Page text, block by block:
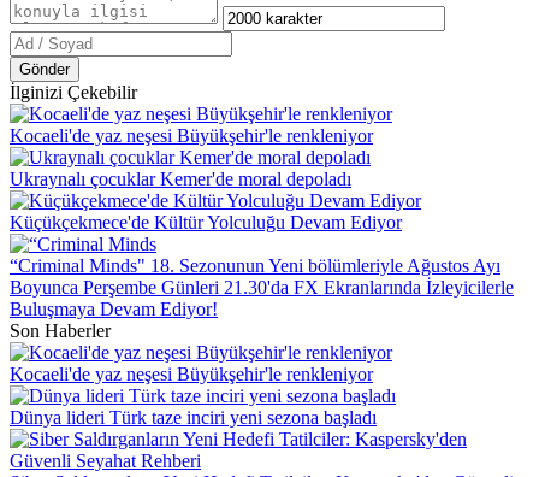
Gönder
İlginizi Çekebilir
Kocaeli'de yaz neşesi Büyükşehir'le renkleniyor
Ukraynalı çocuklar Kemer'de moral depoladı
Küçükçekmece'de Kültür Yolculuğu Devam Ediyor
“Criminal Minds" 18. Sezonunun Yeni bölümleriyle Ağustos Ayı
Boyunca Perşembe Günleri 21.30'da FX Ekranlarında İzleyicilerle
Buluşmaya Devam Ediyor!
Son Haberler
Kocaeli'de yaz neşesi Büyükşehir'le renkleniyor
Dünya lideri Türk taze inciri yeni sezona başladı